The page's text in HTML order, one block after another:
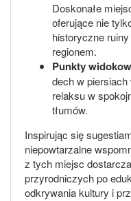
Doskonałe
oferujące nie
historyczne
regionem.
Punkty
dech w
relaksu w
tłumów.
Inspirując się
niepowtarzalne
z tych miejsc
przyrodniczych po
odkrywania kultury i